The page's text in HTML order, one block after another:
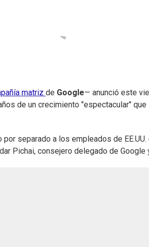
matriz de Google— anunció este
de un crecimiento "espectacular"
por separado a los empleados de
Pichai, consejero delegado de Google